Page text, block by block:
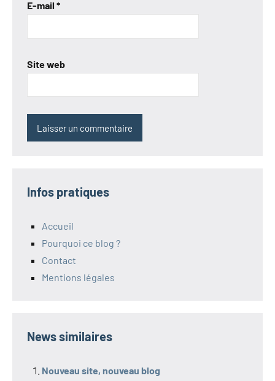
E-mail *
Site web
Infos pratiques
Accueil
Pourquoi ce blog ?
Contact
Mentions légales
News similaires
Nouveau site, nouveau blog